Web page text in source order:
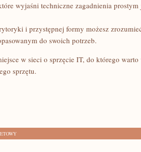
wyjaśni techniczne zagadnienia
i przystępnej formy możesz
do swoich potrzeb.
w sieci o sprzęcie IT, do którego
sprzętu.